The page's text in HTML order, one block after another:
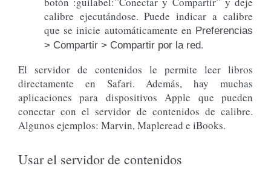
calibre ejecutándose. Puede indicar a calibre
que se inicie automáticamente en Preferencias
> Compartir > Compartir por la red.
El servidor de contenidos le permite leer libros
directamente en Safari. Además, hay muchas
aplicaciones para dispositivos Apple que pueden
conectar con el servidor de contenidos de calibre.
Algunos ejemplos: Marvin, Mapleread e iBooks.
Usar el servidor de contenidos